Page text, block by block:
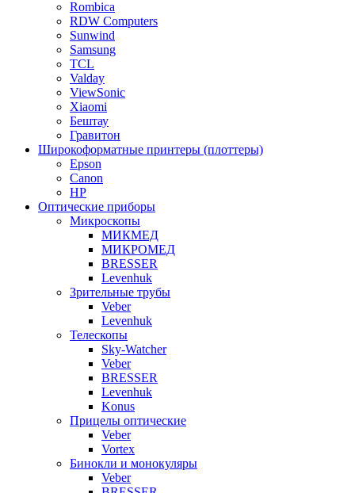
Rombica
RDW Computers
Sunwind
Samsung
TCL
Valday
ViewSonic
Xiaomi
Бештау
Гравитон
Широкоформатные принтеры (плоттеры)
Epson
Canon
HP
Оптические приборы
Микроскопы
МИКМЕД
МИКРОМЕД
BRESSER
Levenhuk
Зрительные трубы
Veber
Levenhuk
Телескопы
Sky-Watcher
Veber
BRESSER
Levenhuk
Konus
Прицелы оптические
Veber
Vortex
Бинокли и монокуляры
Veber